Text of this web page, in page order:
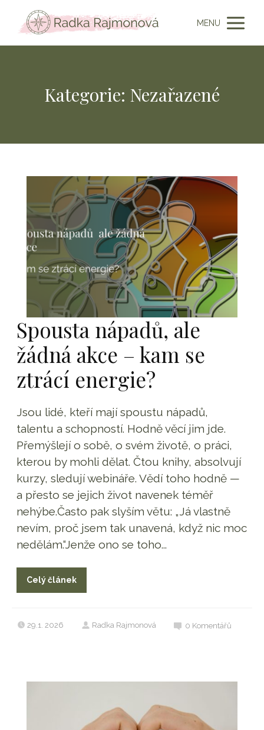
MENU
Kategorie: Nezařazené
Spousta nápadů, ale
žádná akce – kam se
ztrácí energie?
Jsou lidé, kteří mají spoustu nápadů,
talentu a schopností. Hodně věcí jim jde.
Přemýšlejí o sobě, o svém životě, o práci,
kterou by mohli dělat. Čtou knihy, absolvují
kurzy, sledují webináře. Vědí toho hodně —
a přesto se jejich život navenek téměř
nehýbe.Často pak slyším větu: „Já vlastně
nevím, proč jsem tak unavená, když nic moc
nedělám.“Jenže ono se toho...
Celý článek
29.1. 2026 Radka Rajmonová 0 Komentářů